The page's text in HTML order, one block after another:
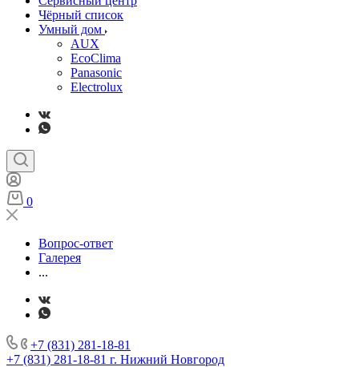
Чёрный список
Умный дом
AUX
EcoClima
Panasonic
Electrolux
0
Вопрос-ответ
Галерея
...
+7 (831) 281-18-81
+7 (831) 281-18-81 г. Нижний Новгород